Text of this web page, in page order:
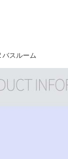
バスルーム